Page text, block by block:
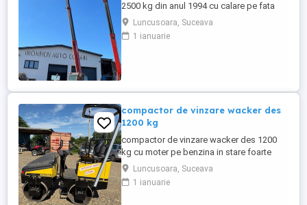
2500 kg din anul 1994 cu calare pe fata
greutate lui 9500 kg utilajul este in
Luncusoara Jud Suceava in stare buna de
Functionare se vinde doar cu Furci pt
Luncusoara, Suceava
1 ianuarie
compactor de vinzare wacker des
1200 kg
compactor de vinzare wacker des 1200
kg cu moter pe benzina in stare foarte
buna de functionare cu vibratie si apa pt
valurii pentru mai multe detalii pe watzup
darius
Luncusoara, Suceava
1 ianuarie